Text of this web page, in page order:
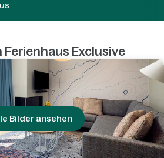
Ferienhaus Exclusive
Bilder ansehen